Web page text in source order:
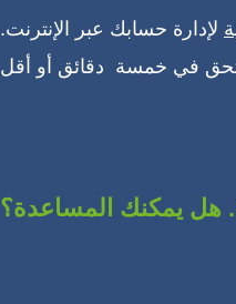
لإدارة حسابك عبر الإنترنت.
هل يمكنك المساعدة؟